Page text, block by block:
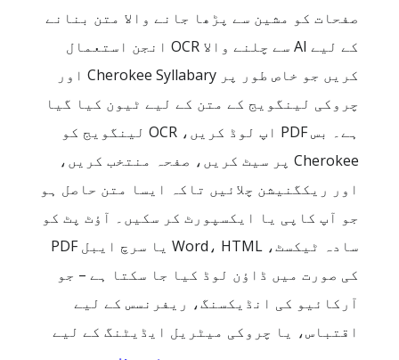
صفحات کو مشین سے پڑھا جانے والا متن بنانے
کے لیے AI سے چلنے والا OCR انجن استعمال
کریں جو خاص طور پر Cherokee Syllabary اور
چروکی لینگویج کے متن کے لیے ٹیون کیا گیا
ہے۔ بس PDF اپ لوڈ کریں، OCR لینگویج کو
Cherokee پر سیٹ کریں، صفحہ منتخب کریں،
اور ریکگنیشن چلائیں تاکہ ایسا متن حاصل ہو
جو آپ کاپی یا ایکسپورٹ کر سکیں۔ آؤٹ پٹ کو
سادہ ٹیکسٹ، Word، HTML یا سرچ ایبل PDF
کی صورت میں ڈاؤن لوڈ کیا جا سکتا ہے – جو
آرکائیو کی انڈیکسنگ، ریفرنسس کے لیے
اقتباس، یا چروکی میٹریل ایڈیٹنگ کے لیے